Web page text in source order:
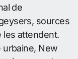
de
sources
les attendent.
urbaine, New